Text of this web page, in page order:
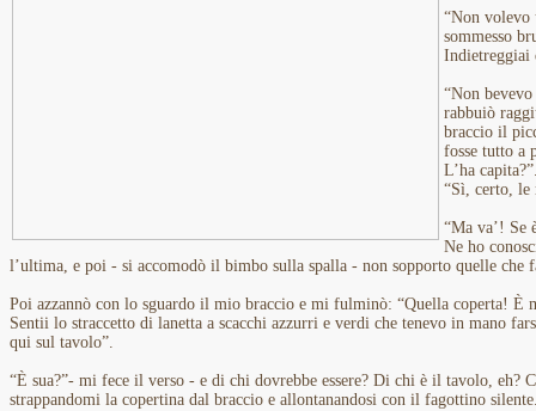
“Non volevo
sommesso
Indietreggiai
“Non
rabbuiò
braccio il
fosse tutto a
L’ha
“Sì, certo,
“Ma va’! Se
Ne ho
l’ultima, e poi - si accomodò il bimbo sulla spalla - non sopporto quelle che
Poi azzannò con lo sguardo il mio braccio e mi fulminò: “Quella coperta! È
Sentii lo straccetto di lanetta a scacchi azzurri e verdi che tenevo in mano
qui sul tavolo”.
“È sua?”- mi fece il verso - e di chi dovrebbe essere? Di chi è il tavolo, eh?
strappandomi la copertina dal braccio e allontanandosi con il fagottino